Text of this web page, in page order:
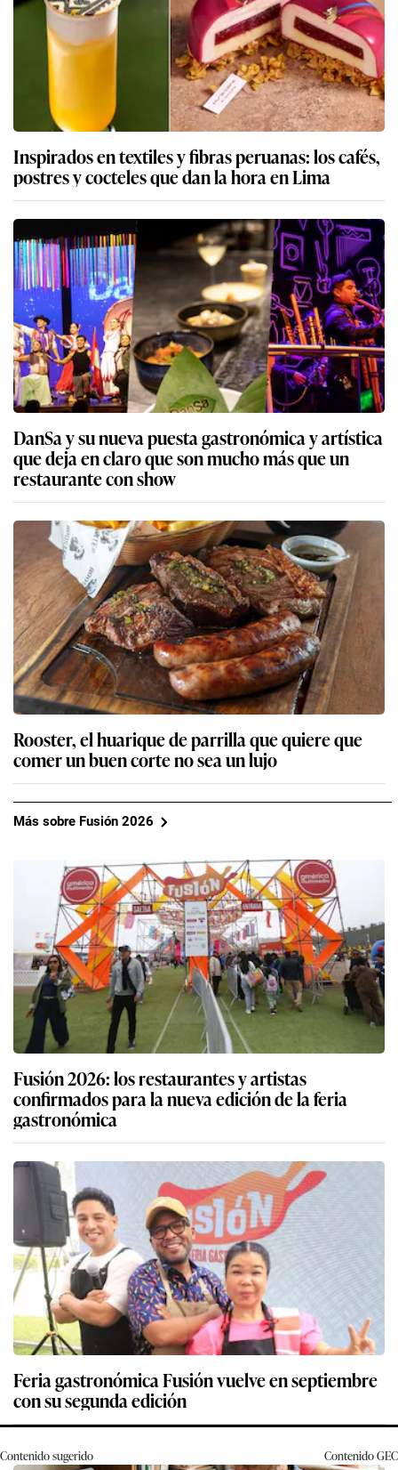
Inspirados en textiles y fibras peruanas: los cafés,
postres y cocteles que dan la hora en Lima
DanSa y su nueva puesta gastronómica y artística
que deja en claro que son mucho más que un
restaurante con show
Rooster, el huarique de parrilla que quiere que
comer un buen corte no sea un lujo
Más sobre Fusión 2026
Fusión 2026: los restaurantes y artistas
confirmados para la nueva edición de la feria
gastronómica
Feria gastronómica Fusión vuelve en septiembre
con su segunda edición
Contenido sugerido ContenidoGEC